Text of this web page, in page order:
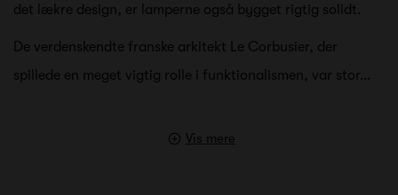
det lækre design, er lamperne også bygget rigtig solidt.
De verdenskendte franske arkitekt Le Corbusier, der
spillede en meget vigtig rolle i funktionalismen, var stor…
Vis mere